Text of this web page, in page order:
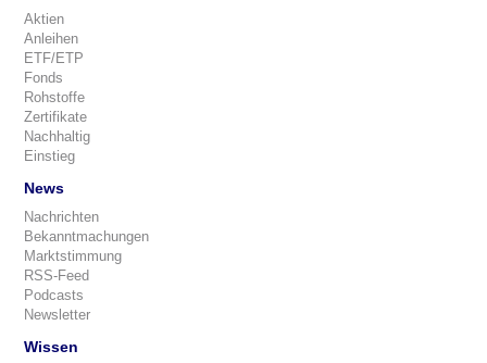
Aktien
Anleihen
ETF/ETP
Fonds
Rohstoffe
Zertifikate
Nachhaltig
Einstieg
News
Nachrichten
Bekanntmachungen
Marktstimmung
RSS-Feed
Podcasts
Newsletter
Wissen